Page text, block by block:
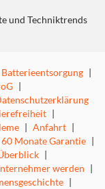
und Techniktrends
Batterieentsorgung |
|
|
| Anfahrt |
60 Monate Garantie |
|
werden |
|